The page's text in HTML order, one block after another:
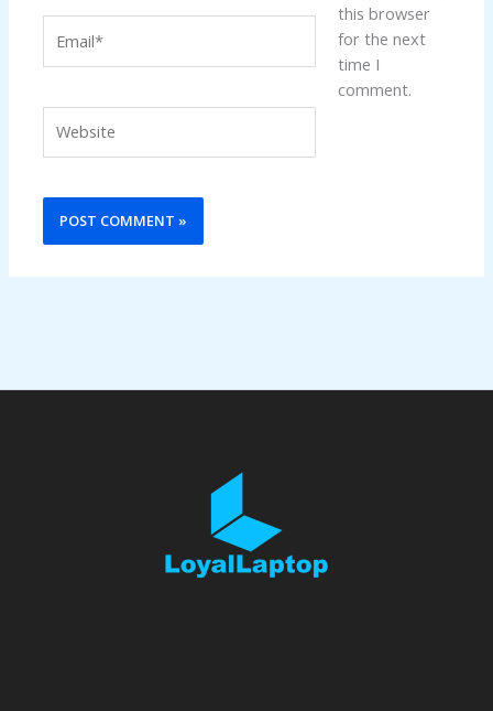
this browser
for the next
time I
comment.